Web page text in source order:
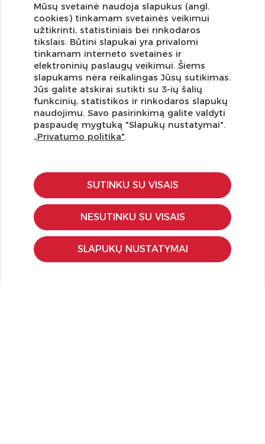
Užsisakykite naujienlaiškį ir pirmi gaukite geriausius
pasiūlymus!
KLIENTŲ APTARNAVIMAS
Pirkimo – pardavimo taisyklės
Pristatymas ir grąžinimas
Apmokėjimo būdai
Kokybės ir saugumo standartai
Privatumo taisyklės
Mūsų svetainė naudoja slapukus (angl.
cookies) tinkamam svetainės veikimui
užtikrinti, statistiniais bei rinkodaros
tikslais. Būtini slapukai yra privalomi
tinkamam interneto svetainės ir
elektroninių paslaugų veikimui. Šiems
slapukams nėra reikalingas Jūsų sutikimas.
Jūs galite atskirai sutikti su 3-ių šalių
funkcinių, statistikos ir rinkodaros slapukų
naudojimu. Savo pasirinkimą galite valdyti
paspaudę mygtuką "Slapukų nustatymai".
„Privatumo politika".
SUTINKU SU VISAIS
NESUTINKU SU VISAIS
SLAPUKŲ NUSTATYMAI